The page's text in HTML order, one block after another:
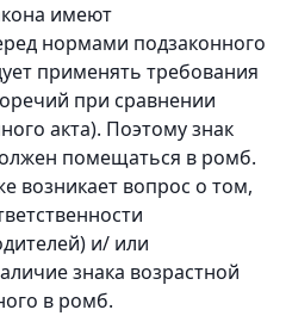
имеют
нормами подзаконного
применять требования
при сравнении
акта). Поэтому знак
помещаться в ромб.
возникает вопрос о том,
и/ или
знака возрастной
в ромб.